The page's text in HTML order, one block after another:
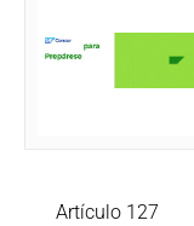
Artículo 127